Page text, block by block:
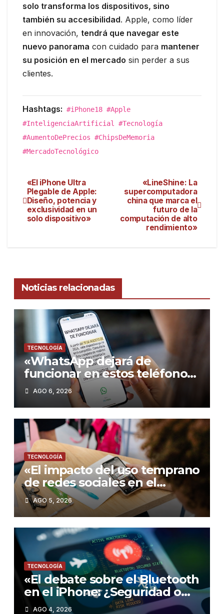
solo transforma los dispositivos, sino
también su accesibilidad. Apple, como líder
en innovación, tendrá que navegar este
nuevo panorama con cuidado para mantener
su posición en el mercado sin perder a sus
clientes.
Hashtags: #iPhone18 #Apple
#InteligenciaArtificial #Tecnología
#AumentoDePrecios #ChipsDeMemoria
#MercadoTecnológico
«LineShine: La
supercomputadora
china que marca el
futuro de la
computación de alto
rendimiento»
«El iPhone Ultra
Plegable de Apple:
Diseño, potencia y
exclusividad en un
solo dispositivo»
Noticias relacionadas
TECNOLOGÍA
«WhatsApp dejará de
funcionar en estos teléfonos
desde el 15 de agosto de
2026: Guía para no quedarte
sin servicio»
AGO 6, 2026
TECNOLOGÍA
«El impacto del uso temprano
de redes sociales en el
rendimiento académico de
los adolescentes»
AGO 5, 2026
TECNOLOGÍA
«El debate sobre el Bluetooth
en el iPhone: ¿Seguridad o
comodidad?»
AGO 4, 2026